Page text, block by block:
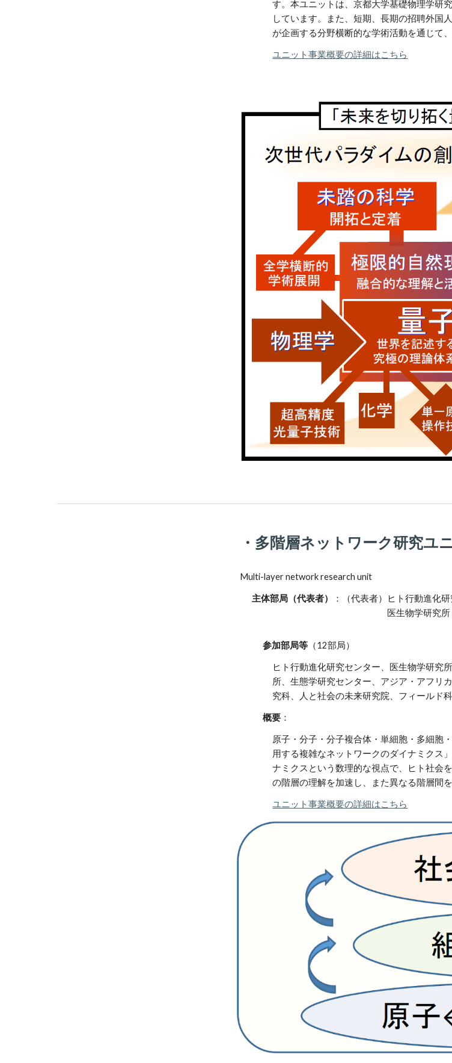
す。本ユニットは、京都大学基礎物理学研
しています。また、短期、長期の招聘外国
が企画する分野横断的な学術活動を通じて
ユニット事業概要の詳細はこちら
・多階層ネットワーク研究ユ
Multi-layer network research unit
主体部局（代表者） ：（代表者） ヒト行動進化
医生物学研究所
参加部局等 （12部局）
ヒト行動進化研究センター、医生物学研究
所、生態学研究センター、アジア・アフリ
究科、人と社会の未来研究院、フィールド
概要 ：
原子・分子・分子複合体・単細胞・多細胞
用する複雑なネットワークのダイナミクス
ナミクスという数理的な視点で、ヒト社会
の階層の理解を加速し、また異なる階層間
ユニット事業概要の詳細はこちら